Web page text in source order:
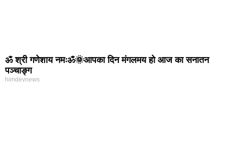
ॐ श्री गणेशाय नमःॐ🌞आपका दिन मंगलमय हो आज का सनातन
पञ्चाङ्ग
himdevnews